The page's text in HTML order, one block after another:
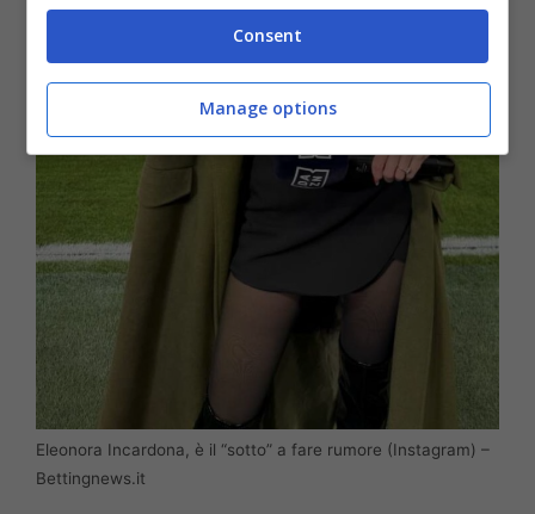
Eleonora Incardona, è il “sotto” a fare rumore (Instagram) –
Bettingnews.it
Consent
Manage options